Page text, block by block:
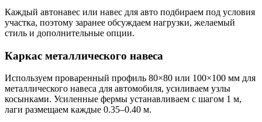
Каждый автонавес или навес для авто подбираем под условия
участка, поэтому заранее обсуждаем нагрузки, желаемый
стиль и дополнительные опции.
Каркас металлического навеса
Используем проваренный профиль 80×80 или 100×100 мм для
металлического навеса для автомобиля, усиливаем узлы
косынками. Усиленные фермы устанавливаем с шагом 1 м,
лаги размещаем каждые 0.35–0.40 м.